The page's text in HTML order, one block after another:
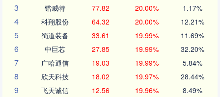
3 锴威特 77.82 20.00% 1.17%
4 科翔股份 64.32 20.00% 12.21%
5 蜀道装备 33.61 19.99% 11.69%
6 中巨芯 27.85 19.99% 32.20%
7 广哈通信 19.03 19.99% 5.84%
8 欣天科技 18.02 19.97% 28.44%
9 飞天诚信 12.56 19.96% 8.49%